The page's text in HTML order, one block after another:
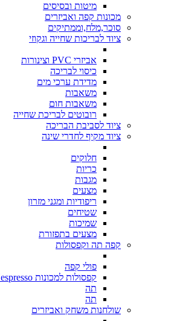
מיטות ובסיסים
מכונות קפה ואביזרים
סוכר,מלח,וממתיקים
ציוד לבריכות שחייה וגקוזי
אביזרי PVC וצינורות
כיסוי לבריכה
מדידת ערכי מים
משאבות
משאבות חום
רובוטים לבריכת שחייה
ציוד לסביבת הבריכה
ציוד מקיף לחדרי שינה
חלוקים
כריות
מגבות
מצעים
ריפודיות ומגני מזרון
שטיחים
שמיכות
מצעים בתפזורת
קפה תה וקפסולות
פולי קפה
קפסולות למכונות Nespresso
תה
תה
שולחנות משחק ואביזרים